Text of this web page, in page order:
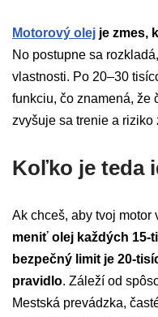
Motorový olej je zmes,
No postupne sa
vlastnosti. Po 20–30
funkciu, čo znamená, že
zvyšuje sa trenie a riziko
Koľko je teda
Ak chceš, aby tvoj motor
meniť olej každých 15-
bezpečný limit je 20-
pravidlo. Záleží od
Mestská prevádzka,